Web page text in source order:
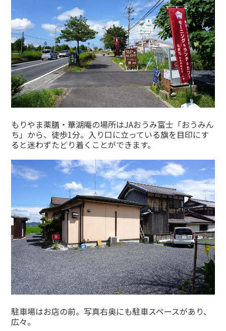
もりやま薬膳・華湖庵の場所はJAおうみ富士「おうみん
ち」から、徒歩1分。入り口に立っている旗を目印にす
ると迷わずたどり着くことができます。
駐車場はお店の前。写真右奥にも駐車スペースがあり、
広々。